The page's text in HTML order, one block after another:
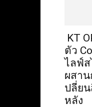
KT
ตัว
ไลฟ์
ผสา
ปลี่ย
หลัง